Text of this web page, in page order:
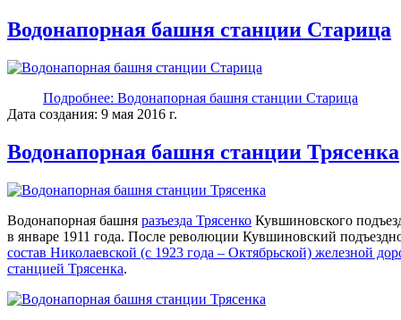
Водонапорная башня станции Старица
Подробнее: Водонапорная башня станции Старица
Дата создания: 9 мая 2016 г.
Водонапорная башня станции Трясенка
Водонапорная башня разъезда Трясенко Кувшиновского
в январе 1911 года. После революции Кувшиновский
состав Николаевской (с 1923 года – Октябрьской) железной
станцией Трясенка.